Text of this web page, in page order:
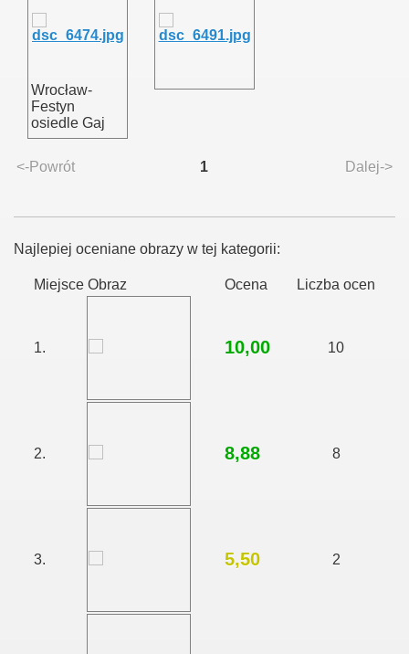
Wrocław-
Festyn
osiedle Gaj
<-Powrót 1 Dalej->
Najlepiej oceniane obrazy w tej kategorii:
Miejsce Obraz Ocena Liczba ocen
1. 10,00 10
2. 8,88 8
3. 5,50 2